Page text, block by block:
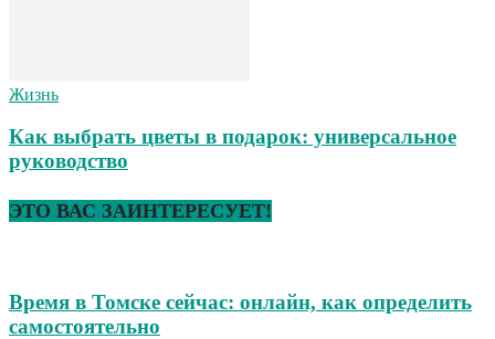
Жизнь
Как выбрать цветы в подарок: универсальное
руководство
ЭТО ВАС ЗАИНТЕРЕСУЕТ!
Время в Томске сейчас: онлайн, как определить
самостоятельно